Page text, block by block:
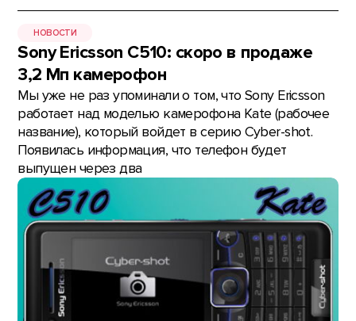
НОВОСТИ
Sony Ericsson C510: скоро в продаже
3,2 Мп камерофон
Мы уже не раз упоминали о том, что Sony Ericsson
работает над моделью камерофона Kate (рабочее
название), который войдет в серию Cyber-shot.
Появилась информация, что телефон будет
выпущен через два